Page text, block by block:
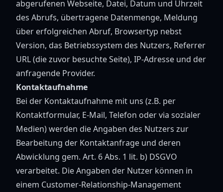
abgerufenen Webseite, Datei, Datum und Uhrzeit
des Abrufs, übertragene Datenmenge, Meldung
über erfolgreichen Abruf, Browsertyp nebst
Version, das Betriebssystem des Nutzers, Referrer
URL (die zuvor besuchte Seite), IP-Adresse und der
anfragende Provider.
Kontaktaufnahme
Bei der Kontaktaufnahme mit uns (z.B. per
Kontaktformular, E-Mail, Telefon oder via sozialer
Medien) werden die Angaben des Nutzers zur
Bearbeitung der Kontaktanfrage und deren
Abwicklung gem. Art. 6 Abs. 1 lit. b) DSGVO
verarbeitet. Die Angaben der Nutzer können in
einem Customer-Relationship-Management